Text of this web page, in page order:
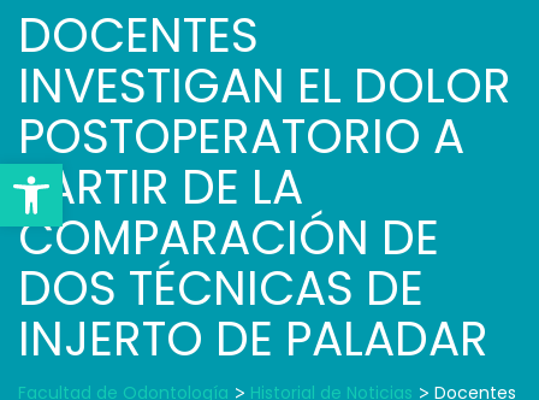
Open toolbar
DOCENTES
INVESTIGAN EL DOLOR
POSTOPERATORIO A
PARTIR DE LA
COMPARACIÓN DE
DOS TÉCNICAS DE
INJERTO DE PALADAR
Facultad de Odontología > Historial de Noticias > Docentes